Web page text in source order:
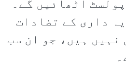
اٹھائیں گے۔
داری کے تضادات
نہیں ہیں، جو ان سب